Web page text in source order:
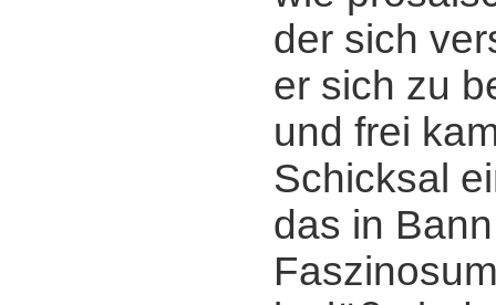
der sich
er sich zu
und frei
Schicksal
das in